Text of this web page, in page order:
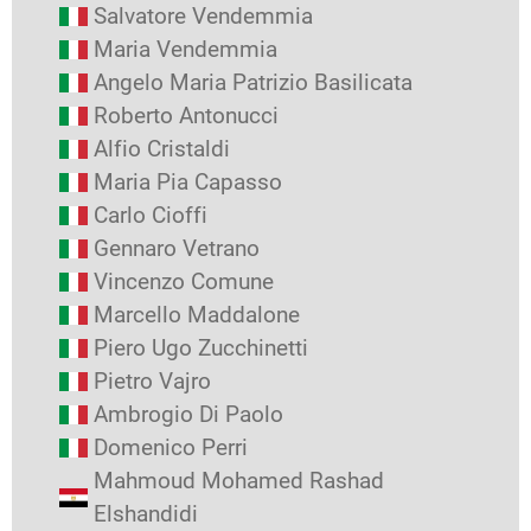
Salvatore Vendemmia
Maria Vendemmia
Angelo Maria Patrizio Basilicata
Roberto Antonucci
Alfio Cristaldi
Maria Pia Capasso
Carlo Cioffi
Gennaro Vetrano
Vincenzo Comune
Marcello Maddalone
Piero Ugo Zucchinetti
Pietro Vajro
Ambrogio Di Paolo
Domenico Perri
Mahmoud Mohamed Rashad
Elshandidi